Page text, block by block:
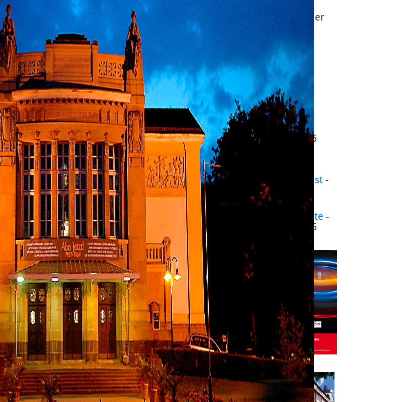
Die nächsten
Veranstaltungen der
Gießen Marketing
Stadtfest-
14.-16.08.2026
Museumsfest-
29.08.2026
Herbstmesse-
26.09.-04.10.2026
Liebigs Suppenfest-
01.11.2026
Gießener
Weihnachtsmärkte -
23.11.-30.12.2026